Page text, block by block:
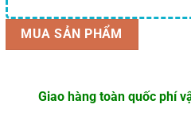
MUA SẢN PHẨM
Giao hàng toàn quốc phí